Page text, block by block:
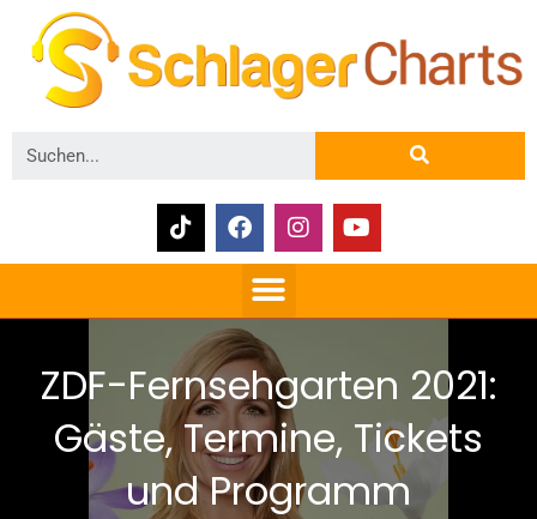
ZDF-Fernsehgarten 2021:
Gäste, Termine, Tickets
und Programm